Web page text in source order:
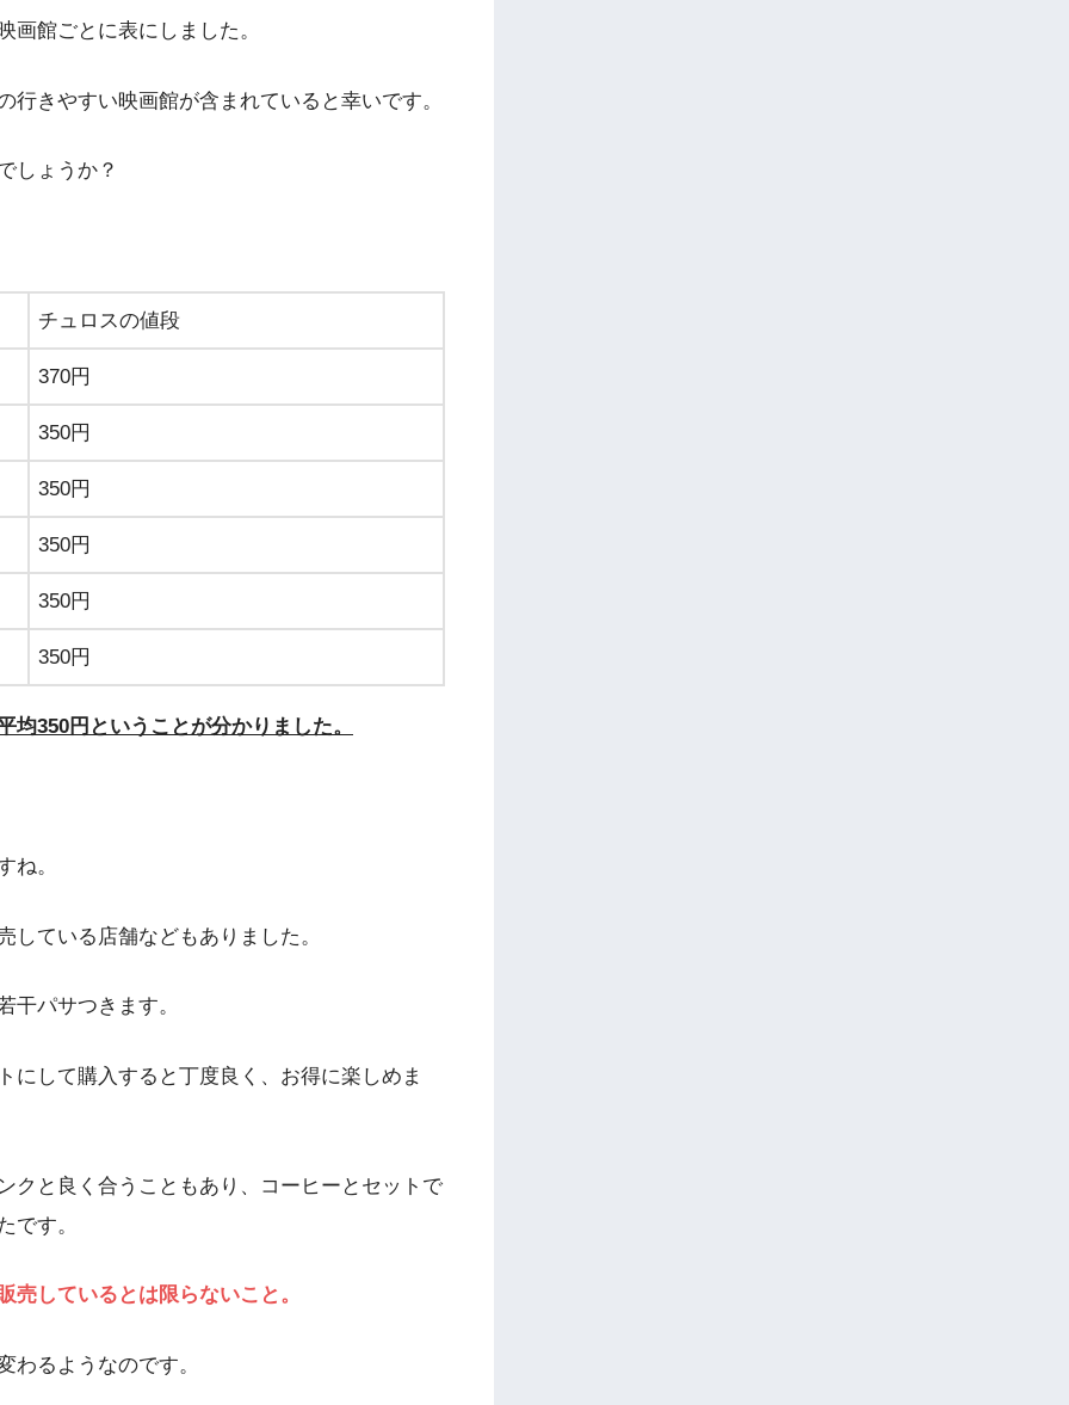
画館ごとに表にしました。
きやすい映画館が含まれていると幸いです。
しょうか？
チュロスの値段
370円
350円
350円
350円
350円
350円
350円ということが分かりました。
ね。
ている店舗などもありました。
干パサつきます。
にして購入すると丁度良く、お得に楽しめま
クと良く合うこともあり、コーヒーとセットで
です。
しているとは限らないこと。
わるようなのです。